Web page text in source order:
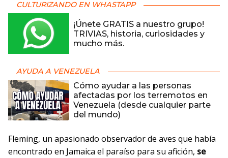
CULTURIZANDO EN WHASTAPP
¡Únete GRATIS a nuestro grupo!
TRIVIAS, historia, curiosidades y
mucho más.
AYUDA A VENEZUELA
Cómo ayudar a las personas
afectadas por los terremotos en
Venezuela (desde cualquier parte
del mundo)
Fleming, un apasionado observador de aves que había
encontrado en Jamaica el paraíso para su afición, se